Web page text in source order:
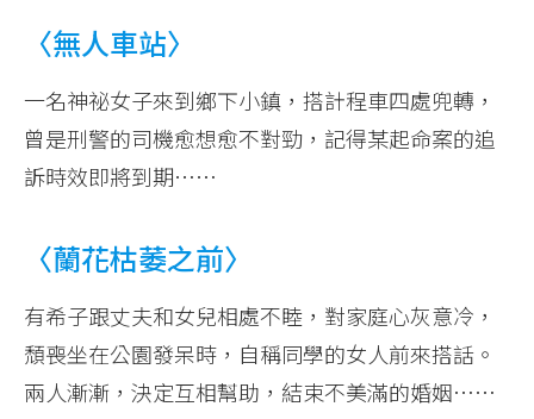
〈無人車站〉
一名神祕女子來到鄉下小鎮，搭計程車四處兜轉，
曾是刑警的司機愈想愈不對勁，記得某起命案的追
訴時效即將到期……
〈蘭花枯萎之前〉
有希子跟丈夫和女兒相處不睦，對家庭心灰意冷，
頹喪坐在公園發呆時，自稱同學的女人前來搭話。
兩人漸漸，決定互相幫助，結束不美滿的婚姻……